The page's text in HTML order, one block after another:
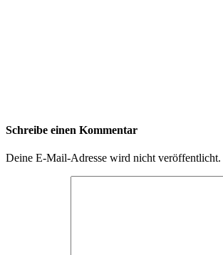
Schreibe einen Kommentar
Deine E-Mail-Adresse wird nicht veröffentlicht.